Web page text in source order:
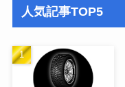
人気記事TOP5